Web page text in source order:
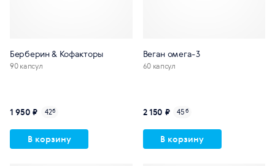
Берберин & Кофакторы
90 капсул
1 950 ₽ 42б
В корзину
Веган омега-3
60 капсул
2 150 ₽ 45б
В корзину